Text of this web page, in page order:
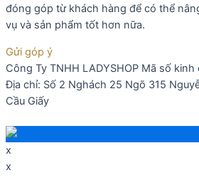
đóng góp từ khách hàng để có thể
vụ và sản phẩm tốt hơn nữa.
Gửi góp ý
Công Ty TNHH LADYSHOP Mã số
Địa chỉ: Số 2 Nghách 25 Ngõ 315
Cầu Giấy
x
x